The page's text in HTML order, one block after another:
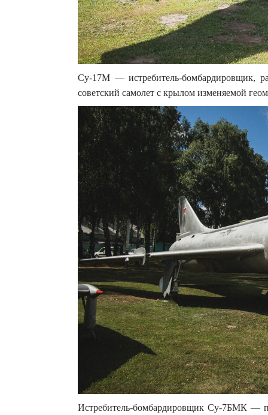
Су-17М — истребитель-бомбардировщик,
советский самолет с крылом изменяемой
Истребитель-бомбардировщик Су-7БМК —